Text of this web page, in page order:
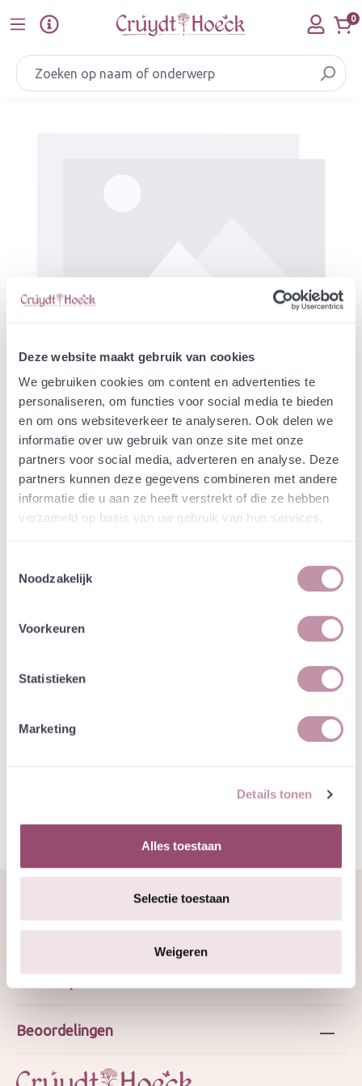
Deze website maakt gebruik van cookies
We gebruiken cookies om content en advertenties te
personaliseren, om functies voor social media te bieden
en om ons websiteverkeer te analyseren. Ook delen we
informatie over uw gebruik van onze site met onze
partners voor social media, adverteren en analyse. Deze
partners kunnen deze gegevens combineren met andere
informatie die u aan ze heeft verstrekt of die ze hebben
verzameld op basis van uw gebruik van hun services.
Noodzakelijk
Voorkeuren
Statistieken
Marketing
Details tonen
Alles toestaan
Selectie toestaan
Weigeren
Ga naar de hoofdinhoud 0
Webshop Speciaalmengsels (hidden)
Speciaalmengsel
Natuurmonumenten
Ermelo
In een zakje zitten genoeg zaden om
tientallen planten op te kweken.
incl. btw
Bewaren
Jouw bestelling draagt bij aan meer biodiversiteit
Over ons
Beoordelingen